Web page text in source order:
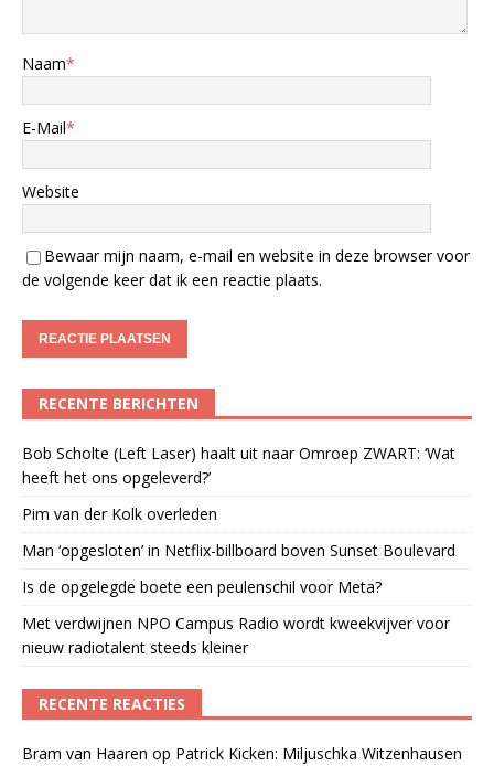
Naam*
E-Mail*
Website
Bewaar mijn naam, e-mail en website in deze browser voor
de volgende keer dat ik een reactie plaats.
RECENTE BERICHTEN
Bob Scholte (Left Laser) haalt uit naar Omroep ZWART: ‘Wat
heeft het ons opgeleverd?’
Pim van der Kolk overleden
Man ‘opgesloten’ in Netflix-billboard boven Sunset Boulevard
Is de opgelegde boete een peulenschil voor Meta?
Met verdwijnen NPO Campus Radio wordt kweekvijver voor
nieuw radiotalent steeds kleiner
RECENTE REACTIES
Bram van Haaren op Patrick Kicken: Miljuschka Witzenhausen